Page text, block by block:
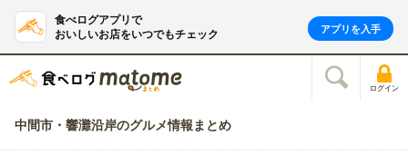
食べログアプリで
おいしいお店をいつでもチェック
アプリを入手
ログイン
中間市・響灘沿岸のグルメ情報まとめ